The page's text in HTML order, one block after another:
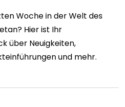
Woche in der Welt des
Hier ist Ihr
über Neuigkeiten,
und mehr.